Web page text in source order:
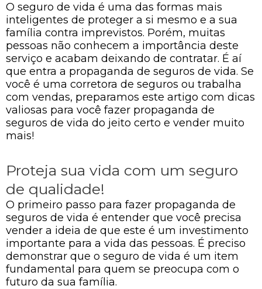
O seguro de vida é uma das formas mais
inteligentes de proteger a si mesmo e a sua
família contra imprevistos. Porém, muitas
pessoas não conhecem a importância deste
serviço e acabam deixando de contratar. É aí
que entra a propaganda de seguros de vida. Se
você é uma corretora de seguros ou trabalha
com vendas, preparamos este artigo com dicas
valiosas para você fazer propaganda de
seguros de vida do jeito certo e vender muito
mais!
Proteja sua vida com um seguro
de qualidade!
O primeiro passo para fazer propaganda de
seguros de vida é entender que você precisa
vender a ideia de que este é um investimento
importante para a vida das pessoas. É preciso
demonstrar que o seguro de vida é um item
fundamental para quem se preocupa com o
futuro da sua família.